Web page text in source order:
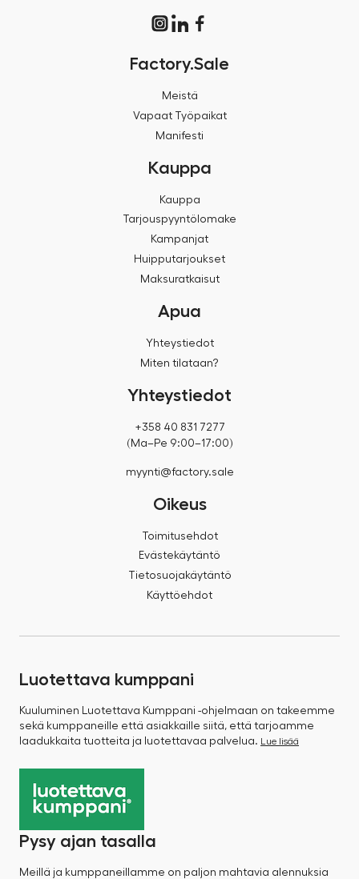
Factory.Sale
Meistä
Vapaat Työpaikat
Manifesti
Kauppa
Kauppa
Tarjouspyyntölomake
Kampanjat
Huipputarjoukset
Maksuratkaisut
Apua
Yhteystiedot
Miten tilataan?
Yhteystiedot
+358 40 831 7277
(Ma–Pe 9:00–17:00)
myynti@factory.sale
Oikeus
Toimitusehdot
Evästekäytäntö
Tietosuojakäytäntö
Käyttöehdot
Luotettava kumppani
Kuuluminen Luotettava Kumppani -ohjelmaan on takeemme
sekä kumppaneille että asiakkaille siitä, että tarjoamme
laadukkaita tuotteita ja luotettavaa palvelua. Lue lisää
Pysy ajan tasalla
Meillä ja kumppaneillamme on paljon mahtavia alennuksia